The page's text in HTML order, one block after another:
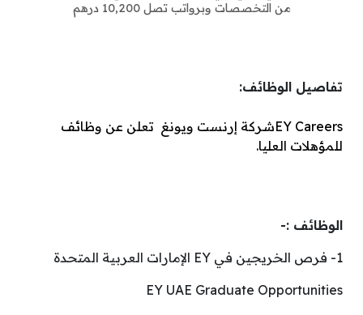
من التخصصات وبرواتب تصل 10,200 درهم
تفاصيل الوظائف:
EY Careersشركة إرنست ويونغ تعلن عن وظائف
للمؤهلات العليا.
الوظائف :-
1- فرص الخريجين في EY الإمارات العربية المتحدة
EY UAE Graduate Opportunities